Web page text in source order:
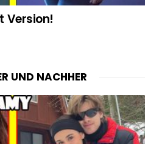
Version!
UND NACHHER